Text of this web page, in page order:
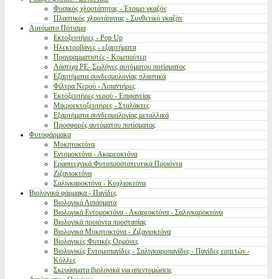
Φυσικός χλοοτάπητας - Έτοιμο γκαζόν
Πλαστικός χλοοτάπητας - Συνθετικό γκαζόν
Αυτόματο Πότισμα
Εκτοξευτήρες - Pop Up
Ηλεκτροβάνες - εξαρτήματα
Προγραμματιστές - Κομπιούτερ
Λάστιχα PE- Σωλήνες αυτόματου ποτίσματος
Εξαρτήματα συνδεσμολογίας πλαστικά
Φίλτρα Νερού - Λιπαντήρες
Εκτοξευτήρες νερού - Επιφανείας
Μικροεκτοξευτήρες - Σταλάκτες
Εξαρτήματα συνδεσμολογίας μεταλλικά
Προσφορές αυτόματου ποτίσματος
Φυτοφάρμακα
Μυκητοκτόνα
Εντομοκτόνα - Ακαρεοκτόνα
Ερασιτεχνικά Φυτοπροστατευτικά Προιόντα
Ζιζανιοκτόνα
Σαλιγκαροκτόνα - Κοχλιοκτόνα
Βιολογικά φάρμακα - Παγίδες
Βιολογικά Λιπάσματα
Βιολογικά Εντομοκτόνα - Ακαρεοκτόνα - Σαλιγκαροκτόνα
Βιολογικά προιόντα προστασίας
Βιολογικά Μυκητοκτόνα - Ζιζανιοκτόνα
Βιολογικές Φυτικές Ορμόνες
Βιολογικές Εντομοπαγίδες - Σαλιγκαροπαγίδες - Παγίδες ερπετών -
Κόλλες
Σκευάσματα βιολογικά για απεντομώσεις